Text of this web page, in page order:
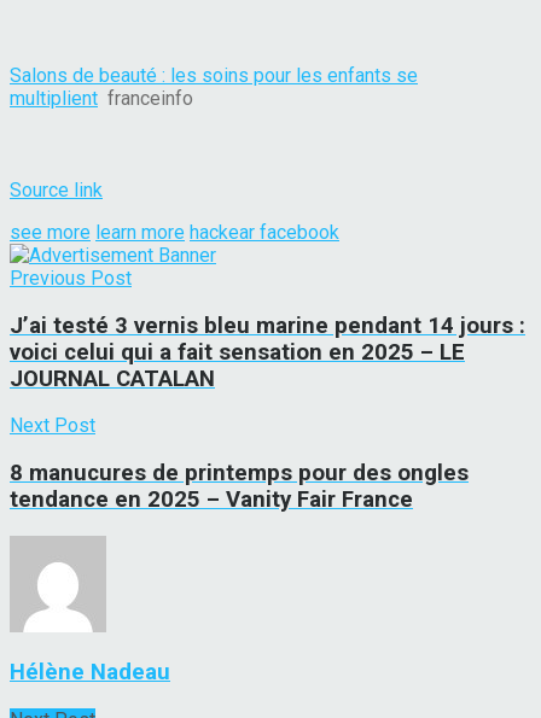
Salons de beauté : les soins pour les enfants se
multiplient franceinfo
Source link
see more learn more hackear facebook
Previous Post
J’ai testé 3 vernis bleu marine pendant 14 jours :
voici celui qui a fait sensation en 2025 – LE
JOURNAL CATALAN
Next Post
8 manucures de printemps pour des ongles
tendance en 2025 – Vanity Fair France
Hélène Nadeau